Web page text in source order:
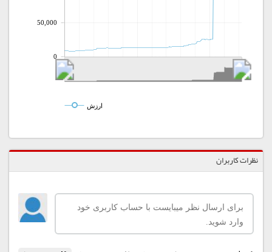
0
50,000
ارزش
نظرات کاربران